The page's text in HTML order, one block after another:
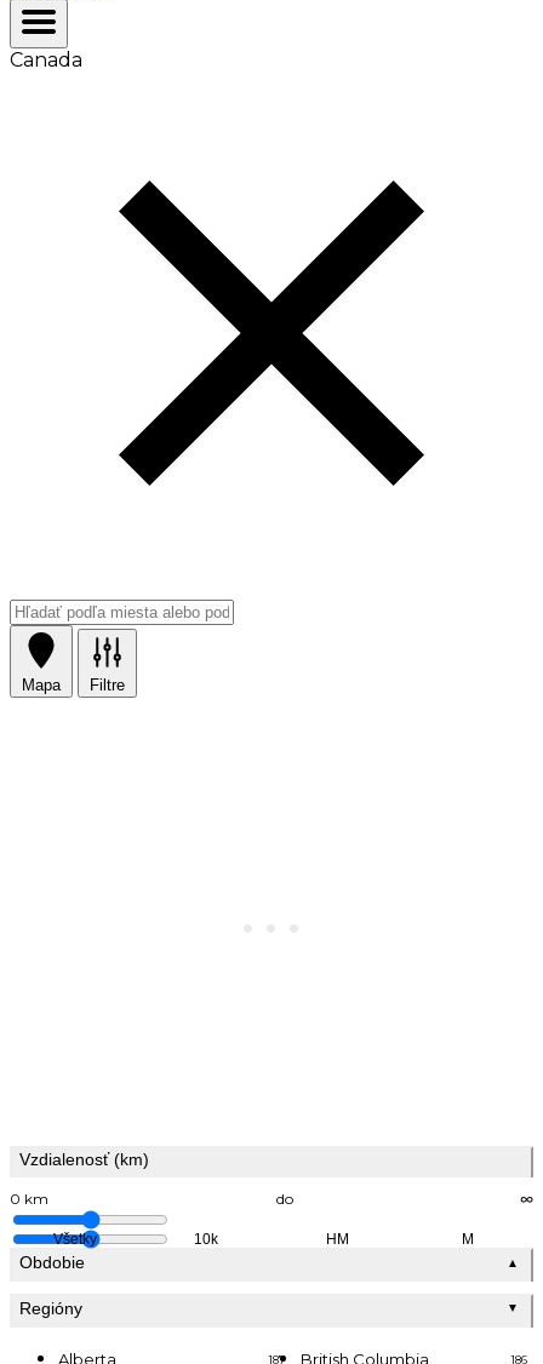
Canada
Mapa Filtre
Vzdialenosť (km)
0 km do ∞
Všetky 10k HM M
Obdobie ▲
Regióny ▼
Alberta 187 British Columbia 186